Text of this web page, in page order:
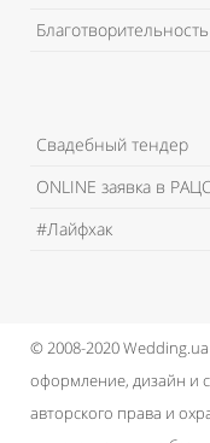
Благотворительность
Свадебный тендер
ONLINE заявка в РАЦС
#Лайфхак
© 2008-2020
оформление, дизайн и
авторского права и